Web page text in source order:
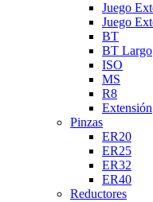
Juego
Juego
BT
BT Largo
ISO
MS
R8
Extensión
Pinzas
ER20
ER25
ER32
ER40
Reductores